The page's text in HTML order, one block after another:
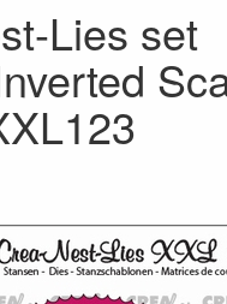
Lies set